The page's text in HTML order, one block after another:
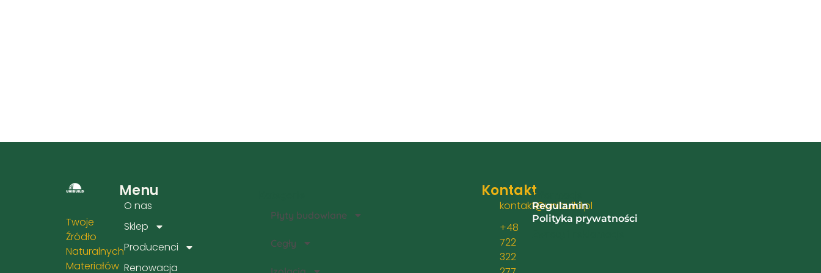
Twoje
Źródło
Naturalnych
Materiałów
Menu
O nas
Sklep
Producenci
Renowacja
Płyty budowlane
Cegły
Kontakt
kontakt@unibuild.pl
+48
722
322
Informacje
Regulamin
Polityka prywatności